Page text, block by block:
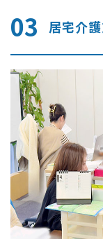
03 居宅介